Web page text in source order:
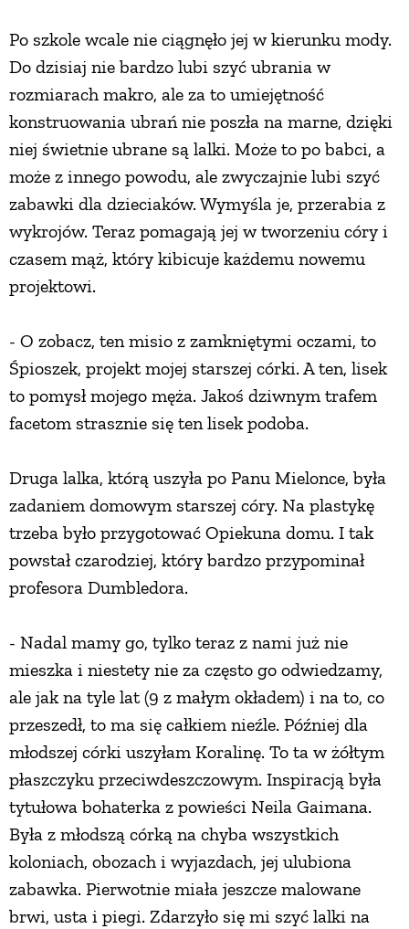
Po szkole wcale nie ciągnęło jej w kierunku mody.
Do dzisiaj nie bardzo lubi szyć ubrania w
rozmiarach makro, ale za to umiejętność
konstruowania ubrań nie poszła na marne, dzięki
niej świetnie ubrane są lalki. Może to po babci, a
może z innego powodu, ale zwyczajnie lubi szyć
zabawki dla dzieciaków. Wymyśla je, przerabia z
wykrojów. Teraz pomagają jej w tworzeniu córy i
czasem mąż, który kibicuje każdemu nowemu
projektowi.
- O zobacz, ten misio z zamkniętymi oczami, to
Śpioszek, projekt mojej starszej córki. A ten, lisek
to pomysł mojego męża. Jakoś dziwnym trafem
facetom strasznie się ten lisek podoba.
Druga lalka, którą uszyła po Panu Mielonce, była
zadaniem domowym starszej córy. Na plastykę
trzeba było przygotować Opiekuna domu. I tak
powstał czarodziej, który bardzo przypominał
profesora Dumbledora.
- Nadal mamy go, tylko teraz z nami już nie
mieszka i niestety nie za często go odwiedzamy,
ale jak na tyle lat (9 z małym okładem) i na to, co
przeszedł, to ma się całkiem nieźle. Później dla
młodszej córki uszyłam Koralinę. To ta w żółtym
płaszczyku przeciwdeszczowym. Inspiracją była
tytułowa bohaterka z powieści Neila Gaimana.
Była z młodszą córką na chyba wszystkich
koloniach, obozach i wyjazdach, jej ulubiona
zabawka. Pierwotnie miała jeszcze malowane
brwi, usta i piegi. Zdarzyło się mi szyć lalki na